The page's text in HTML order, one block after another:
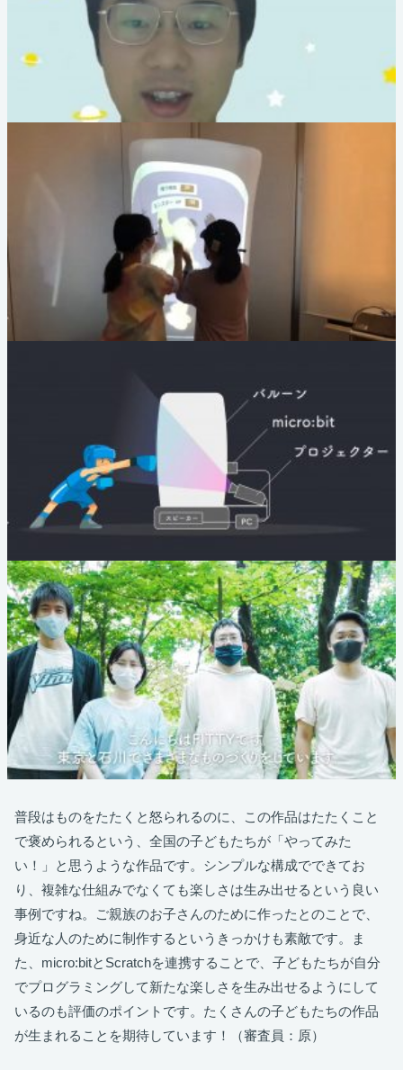
普段はものをたたくと怒られるのに、この作品はたたくこと
で褒められるという、全国の子どもたちが「やってみた
い！」と思うような作品です。シンプルな構成でできてお
り、複雑な仕組みでなくても楽しさは生み出せるという良い
事例ですね。ご親族のお子さんのために作ったとのことで、
身近な人のために制作するというきっかけも素敵です。ま
た、micro:bitとScratchを連携することで、子どもたちが自分
でプログラミングして新たな楽しさを生み出せるようにして
いるのも評価のポイントです。たくさんの子どもたちの作品
が生まれることを期待しています！（審査員：原）